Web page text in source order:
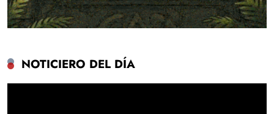
NOTICIERO DEL DÍA